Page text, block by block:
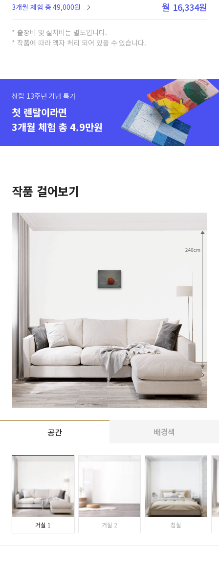
3개월 체험 총 49,000원 월 16,334원
* 출장비 및 설치비는 별도입니다.
* 작품에 따라 액자 처리 되어 있을 수 있습니다.
창립 13주년 기념 특가
첫 렌탈이라면
3개월 체험 총 4.9만원
작품 걸어보기
공간 배경색
거실 1 거실 2 침실